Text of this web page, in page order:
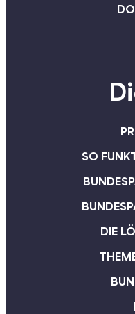
Babler, der darauf
von Banken,
kommen. „Wir
Staatsfinanzen und
investieren in eine
Klaus Seltenheim.
SO
DIE